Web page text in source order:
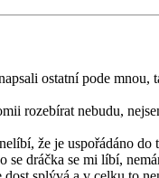
ostatní pode mnou,
rozebírat nebudu,
že je uspořádáno
se dráčka se mi líbí,